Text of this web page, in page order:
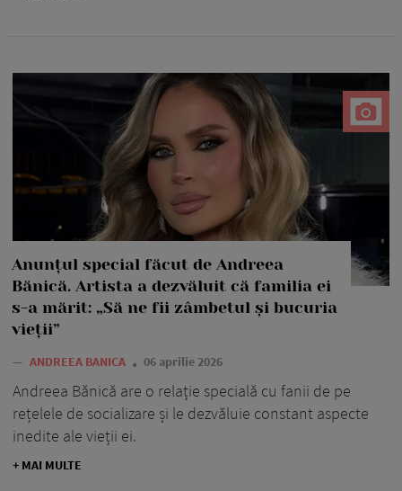
Anunțul special făcut de Andreea
Bănică. Artista a dezvăluit că familia ei
s-a mărit: „Să ne fii zâmbetul și bucuria
vieții”
— ANDREEA BANICA 06 aprilie 2026
Andreea Bănică are o relație specială cu fanii de pe
rețelele de socializare și le dezvăluie constant aspecte
inedite ale vieții ei.
+ MAI MULTE